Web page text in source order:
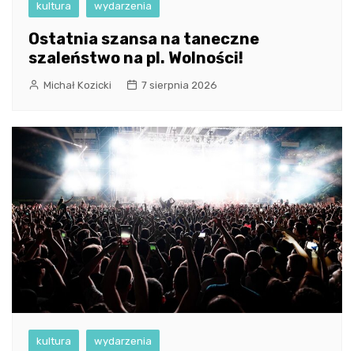
kultura wydarzenia
Ostatnia szansa na taneczne
szaleństwo na pl. Wolności!
Michał Kozicki 7 sierpnia 2026
kultura wydarzenia